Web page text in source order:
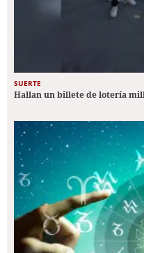
SUERTE
Hallan un billete de lotería